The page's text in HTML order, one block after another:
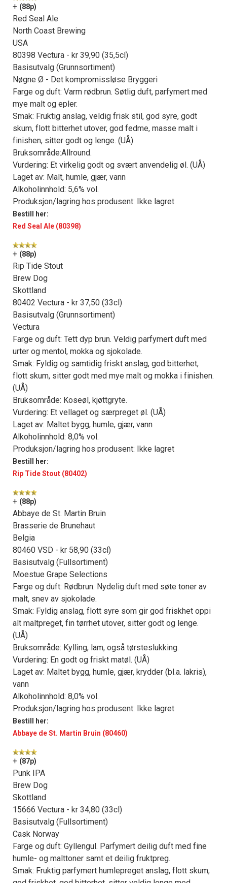
+ (88p)
Red Seal Ale
North Coast Brewing
USA
80398 Vectura - kr 39,90 (35,5cl)
Basisutvalg (Grunnsortiment)
Nøgne Ø - Det kompromissløse Bryggeri
Farge og duft: Varm rødbrun. Søtlig duft, parfymert med
mye malt og epler.
Smak: Fruktig anslag, veldig frisk stil, god syre, godt
skum, flott bitterhet utover, god fedme, masse malt i
finishen, sitter godt og lenge. (UÅ)
Bruksområde:Allround.
Vurdering: Et virkelig godt og svært anvendelig øl. (UÅ)
Laget av: Malt, humle, gjær, vann
Alkoholinnhold: 5,6% vol.
Produksjon/lagring hos produsent: Ikke lagret
Bestill her:
Red Seal Ale (80398)
+ (88p)
Rip Tide Stout
Brew Dog
Skottland
80402 Vectura - kr 37,50 (33cl)
Basisutvalg (Grunnsortiment)
Vectura
Farge og duft: Tett dyp brun. Veldig parfymert duft med
urter og mentol, mokka og sjokolade.
Smak: Fyldig og samtidig friskt anslag, god bitterhet,
flott skum, sitter godt med mye malt og mokka i finishen.
(UÅ)
Bruksområde: Koseøl, kjøttgryte.
Vurdering: Et vellaget og særpreget øl. (UÅ)
Laget av: Maltet bygg, humle, gjær, vann
Alkoholinnhold: 8,0% vol.
Produksjon/lagring hos produsent: Ikke lagret
Bestill her:
Rip Tide Stout (80402)
+ (88p)
Abbaye de St. Martin Bruin
Brasserie de Brunehaut
Belgia
80460 VSD - kr 58,90 (33cl)
Basisutvalg (Fullsortiment)
Moestue Grape Selections
Farge og duft: Rødbrun. Nydelig duft med søte toner av
malt, snev av sjokolade.
Smak: Fyldig anslag, flott syre som gir god friskhet oppi
alt maltpreget, fin tørrhet utover, sitter godt og lenge.
(UÅ)
Bruksområde: Kylling, lam, også tørsteslukking.
Vurdering: En godt og friskt matøl. (UÅ)
Laget av: Maltet bygg, humle, gjær, krydder (bl.a. lakris),
vann
Alkoholinnhold: 8,0% vol.
Produksjon/lagring hos produsent: Ikke lagret
Bestill her:
Abbaye de St. Martin Bruin (80460)
+ (87p)
Punk IPA
Brew Dog
Skottland
15666 Vectura - kr 34,80 (33cl)
Basisutvalg (Fullsortiment)
Cask Norway
Farge og duft: Gyllengul. Parfymert deilig duft med fine
humle- og malttoner samt et deilig fruktpreg.
Smak: Fruktig parfymert humlepreget anslag, flott skum,